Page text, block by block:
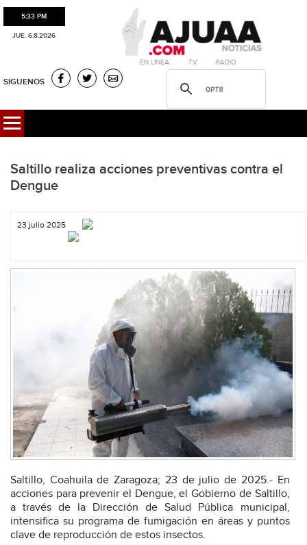
5:33 PM
JUE. 6.8.2026
·EN LÍNEA. ·T.V. ·RADIO
SIGUENOS
Saltillo realiza acciones preventivas contra el
Dengue
23 julio 2025
Saltillo, Coahuila de Zaragoza; 23 de julio de 2025.- En
acciones para prevenir el Dengue, el Gobierno de Saltillo,
a través de la Dirección de Salud Pública municipal,
intensifica su programa de fumigación en áreas y puntos
clave de reproducción de estos insectos.